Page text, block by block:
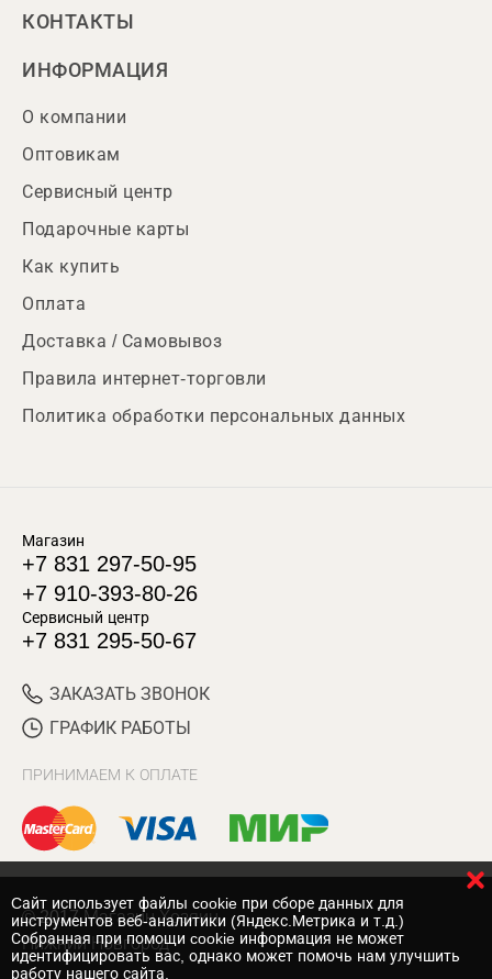
КОНТАКТЫ
ИНФОРМАЦИЯ
О компании
Оптовикам
Сервисный центр
Подарочные карты
Как купить
Оплата
Доставка / Самовывоз
Правила интернет-торговли
Политика обработки персональных данных
Магазин
+7 831 297-50-95
+7 910-393-80-26
Сервисный центр
+7 831 295-50-67
ЗАКАЗАТЬ ЗВОНОК
ГРАФИК РАБОТЫ
ПРИНИМАЕМ К ОПЛАТЕ
© 2017 Магазин Хозяин
Нижний Новгород
Cайт использует файлы cookie при сборе данных для
инструментов веб-аналитики (Яндекс.Метрика и т.д.)
Собранная при помощи cookie информация не может
идентифицировать вас, однако может помочь нам улучшить
работу нашего сайта.